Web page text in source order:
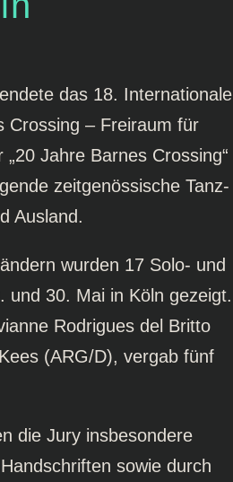
das 18. Internationale
Crossing – Freiraum für
Jahre Barnes Crossing“
zeitgenössische Tanz-
Ausland.
wurden 17 Solo- und
und 30. Mai in Köln gezeigt.
Rodrigues del Britto
(ARG/D), vergab fünf
die Jury insbesondere
sowie durch